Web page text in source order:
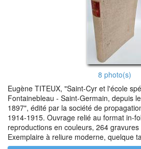
8 photo(s)
Eugène TITEUX, "Saint-Cyr et l'école
Fontainebleau - Saint-Germain, depuis
1897", édité par la société de
1914-1915. Ouvrage relié au format in-
reproductions en couleurs, 264
Exemplaire à reliure moderne, quelque